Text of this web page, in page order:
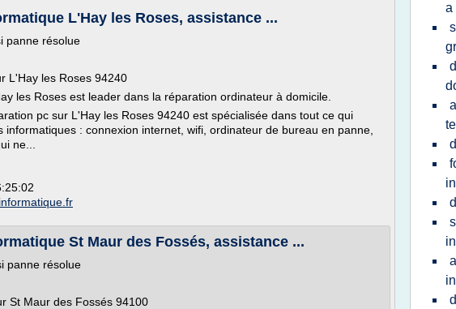
L'Hay les Roses, assistance ...
panne résolue
L'Hay les Roses 94240
les Roses est leader dans la réparation ordinateur à domicile.
pc sur L'Hay les Roses 94240 est spécialisée dans tout ce qui
informatiques : connexion internet, wifi, ordinateur de bureau en panne,
ne...
St Maur des Fossés, assistance ...
panne résolue
St Maur des Fossés 94100
a